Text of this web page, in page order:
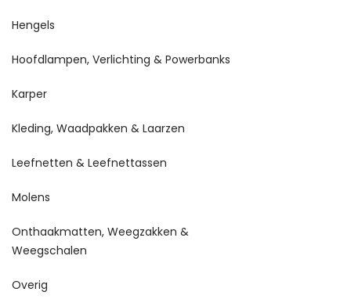
Hengels
Hoofdlampen, Verlichting & Powerbanks
Karper
Kleding, Waadpakken & Laarzen
Leefnetten & Leefnettassen
Molens
Onthaakmatten, Weegzakken &
Weegschalen
Overig